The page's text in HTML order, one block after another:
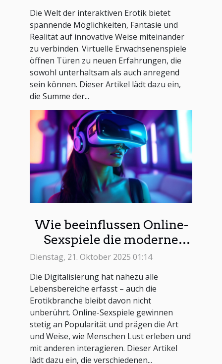
Die Welt der interaktiven Erotik bietet
spannende Möglichkeiten, Fantasie und
Realität auf innovative Weise miteinander
zu verbinden. Virtuelle Erwachsenenspiele
öffnen Türen zu neuen Erfahrungen, die
sowohl unterhaltsam als auch anregend
sein können. Dieser Artikel lädt dazu ein,
die Summe der...
Wie beeinflussen Online-
Sexspiele die moderne
Erotikbranche?
Dienstag, 21. Oktober 2025 01:14
Die Digitalisierung hat nahezu alle
Lebensbereiche erfasst – auch die
Erotikbranche bleibt davon nicht
unberührt. Online-Sexspiele gewinnen
stetig an Popularität und prägen die Art
und Weise, wie Menschen Lust erleben und
mit anderen interagieren. Dieser Artikel
lädt dazu ein, die verschiedenen...